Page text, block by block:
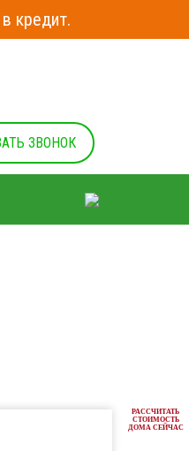
кредит.
ЗВОНОК
РАССЧИТАТЬ
СТОИМОСТЬ
ДОМА СЕЙЧАС